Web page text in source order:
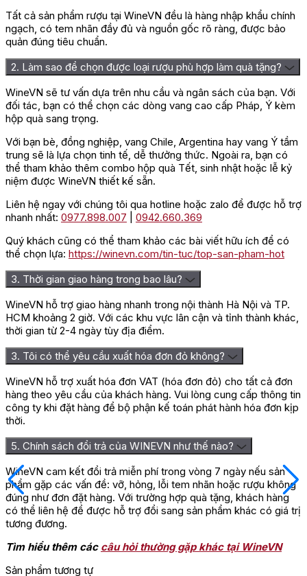
Tất cả sản phẩm rượu tại WineVN đều là hàng nhập khẩu chính
ngạch, có tem nhãn đầy đủ và nguồn gốc rõ ràng, được bảo
quản đúng tiêu chuẩn.
2. Làm sao để chọn được loại rượu phù hợp làm quà tặng?
WineVN sẽ tư vấn dựa trên nhu cầu và ngân sách của bạn. Với
đối tác, bạn có thể chọn các dòng vang cao cấp Pháp, Ý kèm
hộp quà sang trọng.
Với bạn bè, đồng nghiệp, vang Chile, Argentina hay vang Ý tầm
trung sẽ là lựa chọn tinh tế, dễ thưởng thức. Ngoài ra, bạn có
thể tham khảo thêm combo hộp quà Tết, sinh nhật hoặc lễ kỷ
niệm được WineVN thiết kế sẵn.
Liên hệ ngay với chúng tôi qua hotline hoặc zalo để được hỗ trợ
nhanh nhất: 0977.898.007
0942.660.369
Quý khách cũng có thể tham khảo các bài viết hữu ích để có
thể chọn lựa: https://winevn.com/tin-tuc/top-san-pham-hot
3. Thời gian giao hàng trong bao lâu?
WineVN hỗ trợ giao hàng nhanh trong nội thành Hà Nội và TP.
HCM khoảng 2 giờ. Với các khu vực lân cận và tỉnh thành khác,
thời gian từ 2-4 ngày tùy địa điểm.
3. Tôi có thể yêu cầu xuất hóa đơn đỏ không?
WineVN hỗ trợ xuất hóa đơn VAT (hóa đơn đỏ) cho tất cả đơn
hàng theo yêu cầu của khách hàng. Vui lòng cung cấp thông tin
công ty khi đặt hàng để bộ phận kế toán phát hành hóa đơn kịp
thời.
5. Chính sách đổi trả của WINEVN như thế nào?
WineVN cam kết đổi trả miễn phí trong vòng 7 ngày nếu sản
phẩm gặp các vấn đề: vỡ, hỏng, lỗi tem nhãn hoặc rượu không
đúng như đơn đặt hàng. Với trường hợp quà tặng, khách hàng
có thể liên hệ để được hỗ trợ đổi sang sản phẩm khác có giá trị
tương đương.
Tìm hiểu thêm các câu hỏi thường gặp khác tại WineVN
Sản phẩm tương tự